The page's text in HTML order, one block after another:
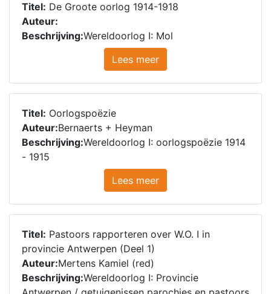
Titel: De Groote oorlog 1914-1918
Auteur:
Beschrijving:Wereldoorlog I: Mol
Lees meer
Titel: Oorlogspoëzie
Auteur:Bernaerts + Heyman
Beschrijving:Wereldoorlog I: oorlogspoëzie 1914
- 1915
Lees meer
Titel: Pastoors rapporteren over W.O. I in
provincie Antwerpen (Deel 1)
Auteur:Mertens Kamiel (red)
Beschrijving:Wereldoorlog I: Provincie